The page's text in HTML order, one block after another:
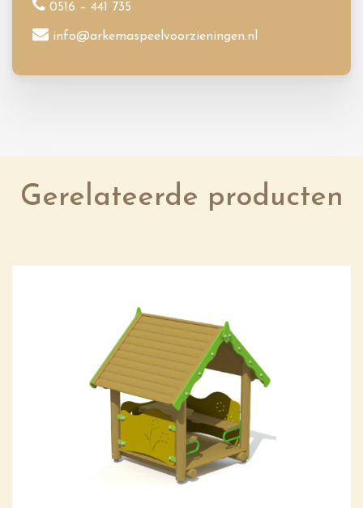
0516 – 441 735
info@arkemaspeelvoorzieningen.nl
Gerelateerde producten